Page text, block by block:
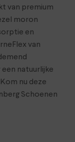
van premium
moron
en
van
natuurlijke
nu deze
Schoenen